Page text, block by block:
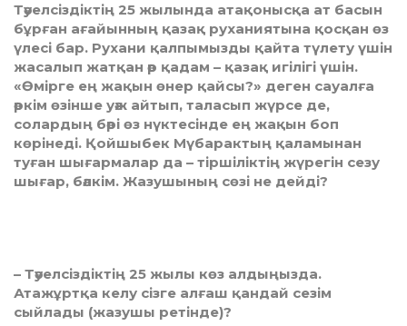
Тәуелсіздіктің 25 жылында атақонысқа ат басын
бұрған ағайынның қазақ руханиятына қосқан өз
үлесі бар. Рухани қалпымызды қайта түлету үшін
жасалып жатқан әр қадам – қазақ игілігі үшін.
«Өмірге ең жақын өнер қайсы?» деген сауалға
әркім өзінше уәж айтып, таласып жүрсе де,
солардың бәрі өз нүктесінде ең жақын боп
көрінеді. Қойшыбек Мүбарактың қаламынан
туған шығармалар да – тіршіліктің жүрегін сезу
шығар, бәлкім. Жазушының сөзі не дейді?
– Тәуелсіздіктің 25 жылы көз ал­дыңызда.
Атажұртқа келу сізге ал­ғаш қандай сезім
сыйлады (жазушы ретінде)?